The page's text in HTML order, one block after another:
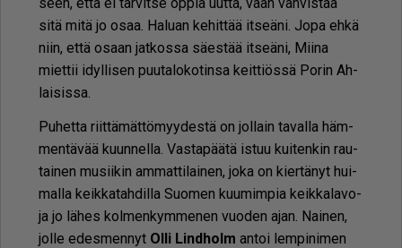
sitä mitä jo osaa. Ha­lu­an ke­hit­tää it­se­ä­ni. Jopa eh­kä
niin, et­tä osaan jat­kos­sa sä­es­tää it­se­ä­ni, Mii­na
miet­tii idyl­li­sen puu­ta­lo­ko­tin­sa keit­ti­ös­sä Po­rin Ah­
lai­sis­sa.
Pu­het­ta riit­tä­mät­tö­myy­des­tä on jol­lain ta­val­la häm­
men­tä­vää kuun­nel­la. Vas­ta­pää­tä is­tuu kui­ten­kin rau­
tai­nen mu­sii­kin am­mat­ti­lai­nen, joka on kier­tä­nyt hui­
mal­la keik­ka­tah­dil­la Suo­men kuu­mim­pia keik­ka­la­vo­
ja jo lä­hes kol­men­kym­me­nen vuo­den ajan. Nai­nen,
jol­le edes­men­nyt Ol­li Lind­holm an­toi lem­pi­ni­men